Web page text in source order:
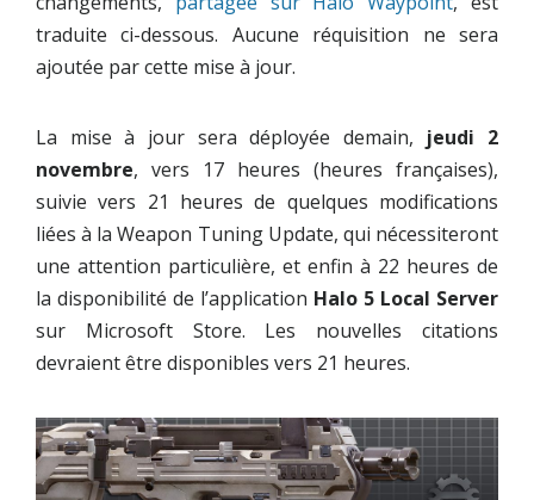
traduite ci-dessous. Aucune réquisition ne sera
ajoutée par cette mise à jour.
La mise à jour sera déployée demain, jeudi 2
novembre, vers 17 heures (heures françaises),
suivie vers 21 heures de quelques modifications
liées à la Weapon Tuning Update, qui nécessiteront
une attention particulière, et enfin à 22 heures de
la disponibilité de l’application Halo 5 Local Server
sur Microsoft Store. Les nouvelles citations
devraient être disponibles vers 21 heures.